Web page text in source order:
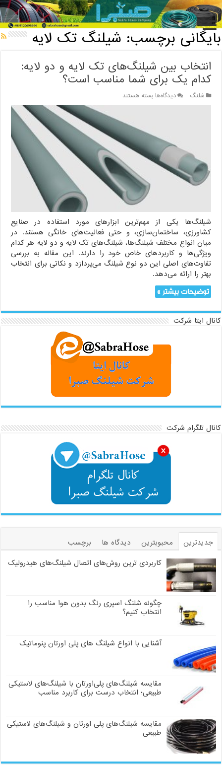
خانه / بایگانی برچسب: شیلنگ تک لایه
بایگانی برچسب: شیلنگ تک لایه
انتخاب بین شیلنگ‌های تک لایه و دو لایه:
کدام یک برای شما مناسب است؟
شلنگ دیدگاه‌هابرای
انتخاب
شیلنگ‌های
تک
و
دو
کدام
یک
برای
شما
مناسب
است؟
بسته هستند
شیلنگ‌ها یکی از مهم‌ترین ابزارهای مورد استفاده در صنایع
کشاورزی، ساختمان‌سازی، و حتی فعالیت‌های خانگی هستند. در
میان انواع مختلف شیلنگ‌ها، شیلنگ‌های تک لایه و دو لایه هر کدام
ویژگی‌ها و کاربردهای خاص خود را دارند. این مقاله به بررسی
تفاوت‌های اصلی این دو نوع شیلنگ می‌پردازد و نکاتی برای انتخاب
بهتر را ارائه می‌دهد.
توضیحات بیشتر »
کانال ایتا شرکت
کانال تلگرام شرکت
جدیدترین محبوبترین دیدگاه ها
برچسب
کاربردی ترین روش‌های اتصال شیلنگ‌های هیدرولیک
چگونه شلنگ اسپری رنگ بدون هوا مناسب را
انتخاب کنیم؟
آشنایی با انواع شیلنگ های پلی اورتان پنوماتیک
مقایسه شیلنگ‌های پلی‌اورتان با شیلنگ‌های لاستیکی
طبیعی؛ انتخاب درست برای کاربرد مناسب
مقایسه شیلنگ‌های پلی اورتان و شیلنگ‌های لاستیکی
طبیعی